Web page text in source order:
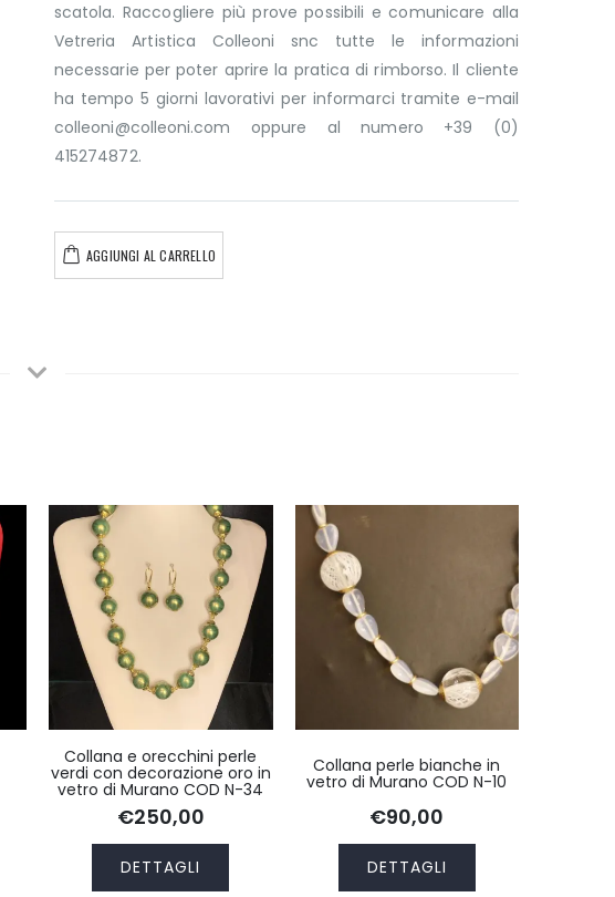
scatola. Raccogliere più prove possibili e comunicare alla
Vetreria Artistica Colleoni snc tutte le informazioni
necessarie per poter aprire la pratica di rimborso. Il cliente
ha tempo 5 giorni lavorativi per informarci tramite e-mail
colleoni@colleoni.com oppure al numero +39 (0)
415274872.
AGGIUNGI AL CARRELLO
Collana e orecchini perle
verdi con decorazione oro in
vetro di Murano COD N-34
€250,00
DETTAGLI
Collana perle bianche in
vetro di Murano COD N-10
€90,00
DETTAGLI